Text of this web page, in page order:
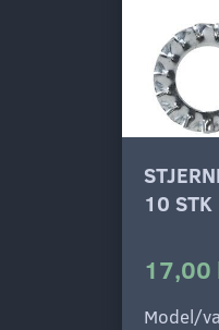
10 STK
17,00
Model/